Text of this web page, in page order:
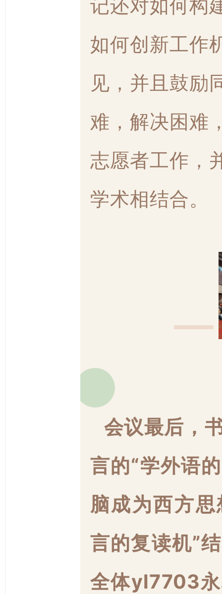
记还对如何构
如何创新工作
见，并且鼓励
难，解决困难
志愿者工作，
学术相结合。
会议最后，
言的“学外语
脑成为西方
言的复读机”
全体yl7703